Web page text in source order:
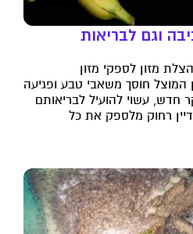
וגם לבריאות
מזון לספקי מזון
המוצל חוסך משאבי טבע ופגיעה
חדש, עשוי להועיל לבריאותם
רחוק מלספק את כל